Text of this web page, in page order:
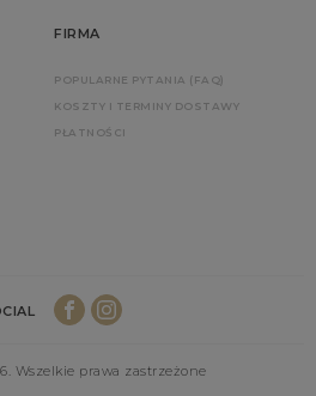
FIRMA
POPULARNE PYTANIA (FAQ)
KOSZTY I TERMINY DOSTAWY
PŁATNOŚCI
Wszelkie prawa zastrzeżone